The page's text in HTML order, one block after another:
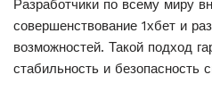
Разработчики по всему миру
совершенствование 1хбет и
возможностей. Такой подход
стабильность и безопасность